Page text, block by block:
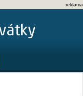
reklama